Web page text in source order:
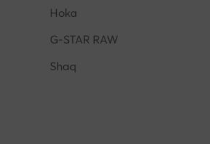
Hoka
G-STAR RAW
Shaq